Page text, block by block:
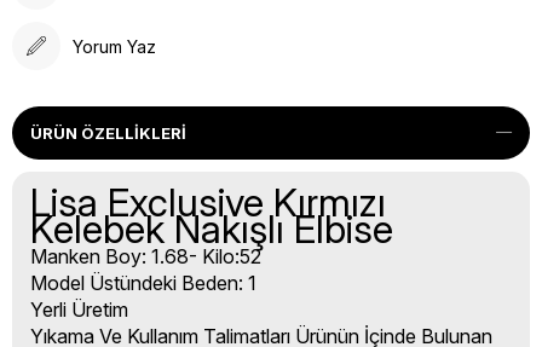
Yorum Yaz
ÜRÜN ÖZELLIKLERI
Lisa Exclusive Kırmızı
Kelebek Nakışlı Elbise
Manken Boy: 1.68- Kilo:52
Model Üstündeki Beden: 1
Yerli Üretim
Yıkama Ve Kullanım Talimatları Ürünün İçinde Bulunan